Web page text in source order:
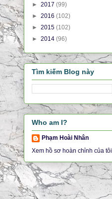
► 2017 (99)
► 2016 (102)
► 2015 (102)
► 2014 (96)
Tìm kiếm Blog này
Who am I?
Phạm Hoài Nhân
Xem hồ sơ hoàn chỉnh của tôi